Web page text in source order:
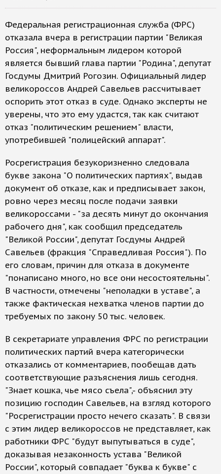
Федеральная регистрационная служба (ФРС)
отказала вчера в регистрации партии "Великая
Россия", неформальным лидером которой
является бывший глава партии "Родина", депутат
Госдумы Дмитрий Рогозин. Официальный лидер
великороссов Андрей Савельев рассчитывает
оспорить этот отказ в суде. Однако эксперты не
уверены, что это ему удастся, так как считают
отказ "политическим решением" власти,
употребившей "полицейский аппарат".
Росрегистрация безукоризненно следовала
букве закона "О политических партиях", выдав
документ об отказе, как и предписывает закон,
ровно через месяц после подачи заявки
великороссами - "за десять минут до окончания
рабочего дня", как сообщил председатель
"Великой России", депутат Госдумы Андрей
Савельев (фракция "Справедливая Россия"). По
его словам, причин для отказа в документе
"понаписано много, но все они несостоятельны".
В частности, отмечены "неполадки в уставе", а
также фактическая нехватка членов партии до
требуемых по закону 50 тыс. человек.
В секретариате управления ФРС по регистрации
политических партий вчера категорически
отказались от комментариев, пообещав дать
соответствующие разъяснения лишь сегодня.
"Знает кошка, чье мясо съела",- объяснил эту
позицию господин Савельев, на взгляд которого
"Росрегистрации просто нечего сказать". В связи
с этим лидер великороссов не представляет, как
работники ФРС "будут выпутываться в суде",
доказывая незаконность устава "Великой
России", который совпадает "буква к букве" с